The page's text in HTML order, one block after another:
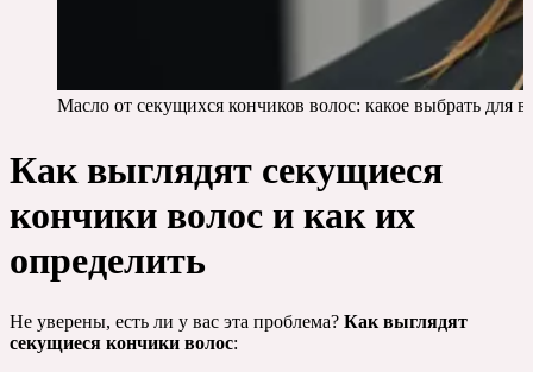
Масло от секущихся кончиков волос: какое выбрать для
Как выглядят секущиеся
кончики волос и как их
определить
Не уверены, есть ли у вас эта проблема? Как выглядят
секущиеся кончики волос: